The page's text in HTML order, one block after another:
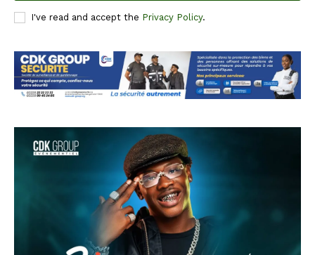
I've read and accept the Privacy Policy.